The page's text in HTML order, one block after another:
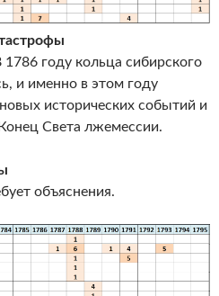
1786 году кольца сибирского
и именно в этом году
исторических событий и
Света лжемессии.
объяснения.